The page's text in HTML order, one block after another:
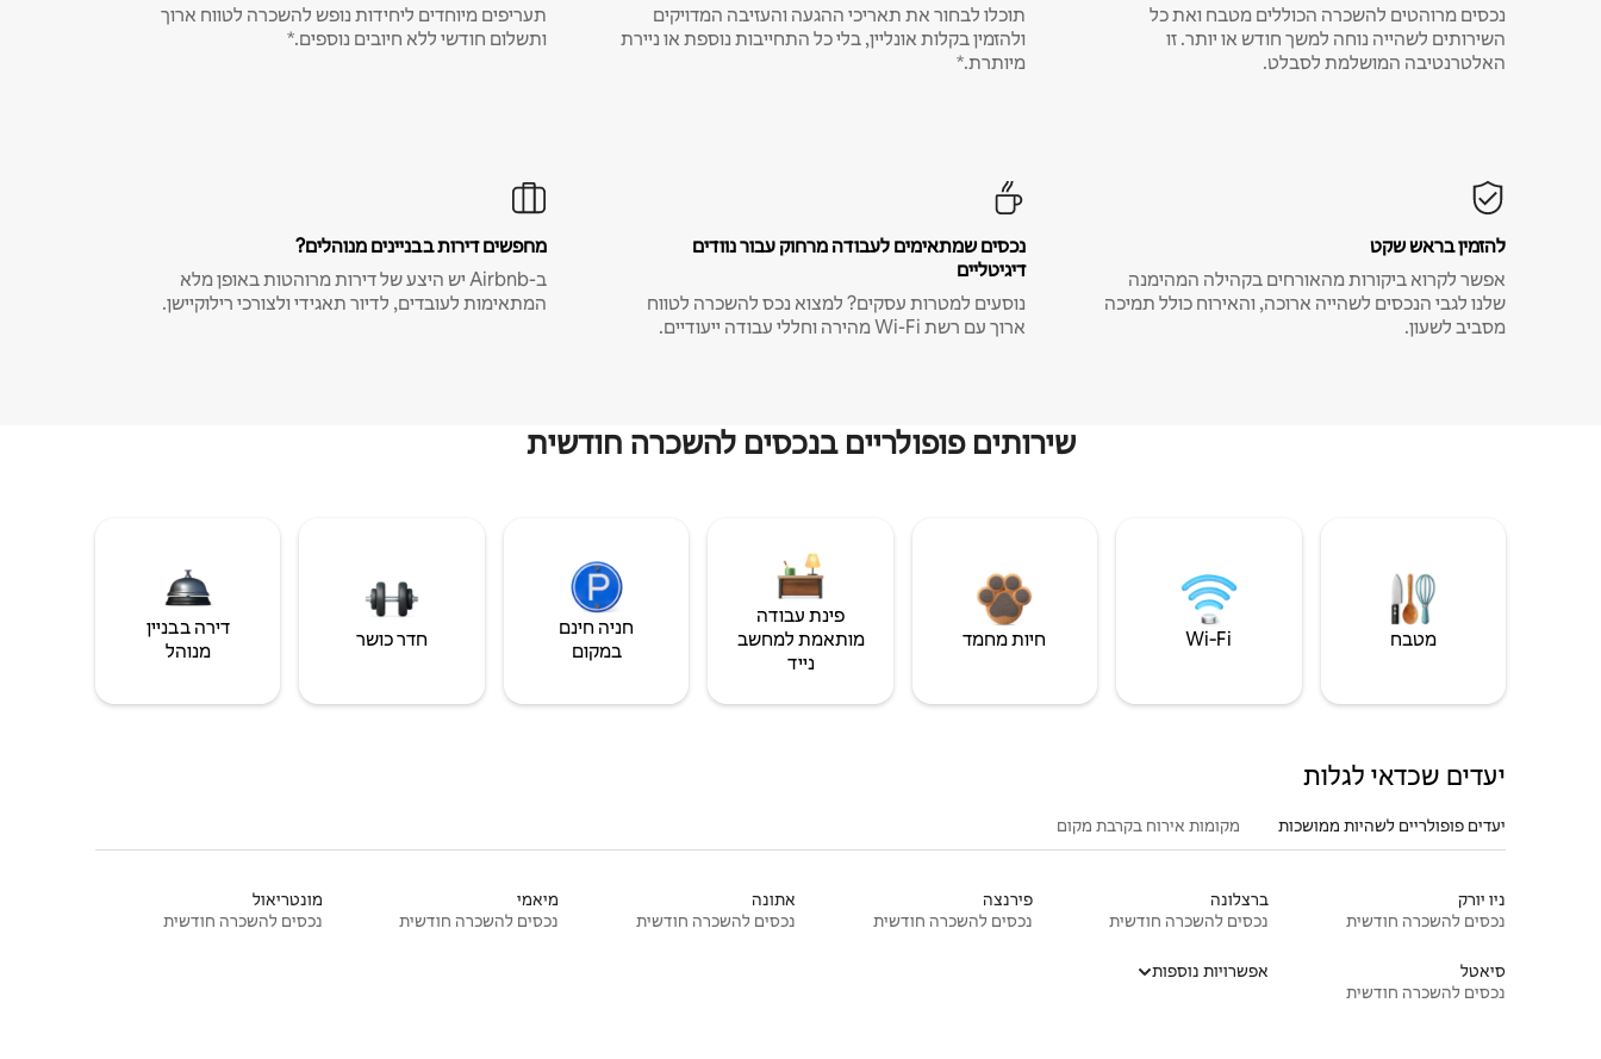
נכסים מרוהטים להשכרה הכוללים מטבח ואת כל
השירותים לשהייה נוחה למשך חודש או יותר. זו
האלטרנטיבה המושלמת לסבלט.
תוכלו לבחור את תאריכי ההגעה והעזיבה המדויקים
ולהזמין בקלות אונליין, בלי כל התחייבות נוספת או ניירת
מיותרת.*
תעריפים מיוחדים ליחידות נופש להשכרה לטווח ארוך
ותשלום חודשי ללא חיובים נוספים.*
להזמין בראש שקט
אפשר לקרוא ביקורות מהאורחים בקהילה המהימנה
שלנו לגבי הנכסים לשהייה ארוכה, והאירוח כולל תמיכה
מסביב לשעון.
נכסים שמתאימים לעבודה מרחוק עבור נוודים
דיגיטליים
נוסעים למטרות עסקים? למצוא נכס להשכרה לטווח
ארוך עם רשת Wi-Fi מהירה וחללי עבודה ייעודיים.
מחפשים דירות בבניינים מנוהלים?
ב-Airbnb יש היצע של דירות מרוהטות באופן מלא
המתאימות לעובדים, לדיור תאגידי ולצורכי רילוקיישן.
שירותים פופולריים בנכסים להשכרה חודשית
מטבח Wi‑Fi חיות מחמד
פינת עבודה
מותאמת למחשב
נייד
חניה חינם
במקום
חדר כושר
דירה בבניין
מנוהל
יעדים שכדאי לגלות
יעדים פופולריים לשהיות ממושכות מקומות אירוח בקרבת מקום
ניו יורק
נכסים להשכרה חודשית
ברצלונה
נכסים להשכרה חודשית
פירנצה
נכסים להשכרה חודשית
אתונה
נכסים להשכרה חודשית
מיאמי
נכסים להשכרה חודשית
מונטריאול
נכסים להשכרה חודשית
סיאטל
נכסים להשכרה חודשית
אפשרויות נוספות